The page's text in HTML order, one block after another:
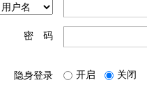
密 码
隐身登录 开启 关闭